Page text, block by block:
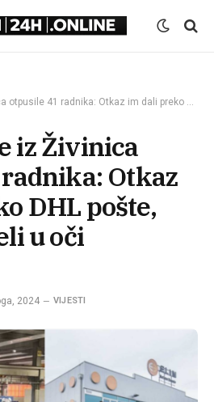
Otkaz im dali preko DHL pošte, nisu ih smjeli u oči pogledati
iz Živinica
Otkaz
DHL pošte,
u oči
2024 VIJESTI